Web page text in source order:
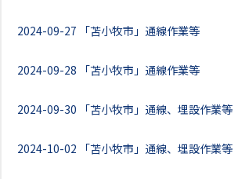
2024-09-27 「苫小牧市」通線作業等
2024-09-28 「苫小牧市」通線作業等
2024-09-30 「苫小牧市」通線、埋設作業等
2024-10-02 「苫小牧市」通線、埋設作業等